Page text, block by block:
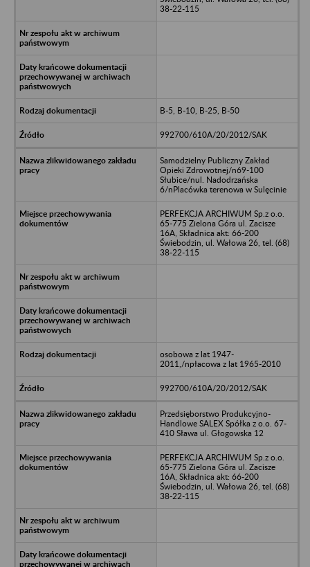
38-22-115
B-5, B-10, B-25, B-50
992700/610A/20/2012/SAK
Samodzielny Publiczny Zakład
Opieki Zdrowotnej/n69-100
Słubice/nul. Nadodrzańska
6/nPlacówka terenowa w Sulęcinie
PERFEKCJA ARCHIWUM Sp.z o.o.
65-775 Zielona Góra ul. Zacisze
16A, Składnica akt: 66-200
Świebodzin, ul. Wałowa 26, tel. (68)
38-22-115
osobowa z lat 1947-
2011,/npłacowa z lat 1965-2010
992700/610A/20/2012/SAK
Przedsięborstwo Produkcyjno-
Handlowe SALEX Spółka z o.o. 67-
410 Sława ul. Głogowska 12
PERFEKCJA ARCHIWUM Sp.z o.o.
65-775 Zielona Góra ul. Zacisze
16A, Składnica akt: 66-200
Świebodzin, ul. Wałowa 26, tel. (68)
38-22-115